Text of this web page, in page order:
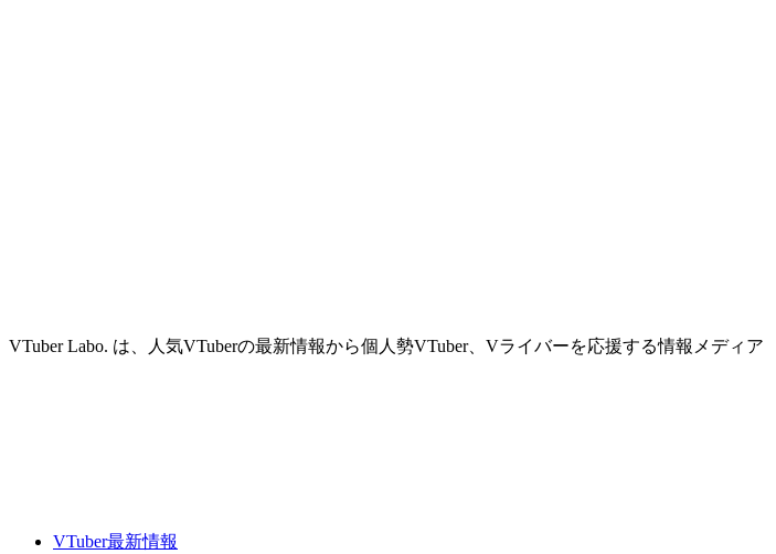
VTuber Labo. は、人気VTuberの最新情報から個人勢VTuber、Vライバーを応援する情報メディア
VTuber最新情報